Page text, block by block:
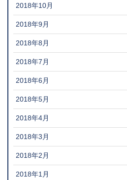
2018年10月
2018年9月
2018年8月
2018年7月
2018年6月
2018年5月
2018年4月
2018年3月
2018年2月
2018年1月